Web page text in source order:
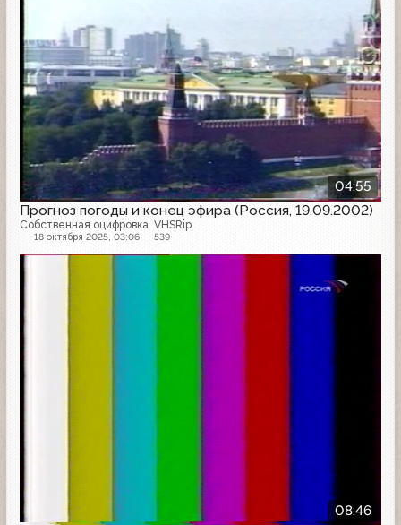
04:55
Прогноз погоды и конец эфира (Россия, 19.09.2002)
Собственная оцифровка. VHSRip
18 октября 2025, 03:06 539
08:46
Конец эфира